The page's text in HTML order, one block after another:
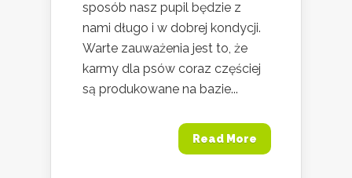
sposób nasz pupil będzie z
nami długo i w dobrej kondycji.
Warte zauważenia jest to, że
karmy dla psów coraz częściej
są produkowane na bazie...
Read More